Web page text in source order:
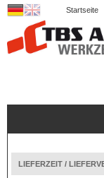
Startseite
LIEFERZEIT /